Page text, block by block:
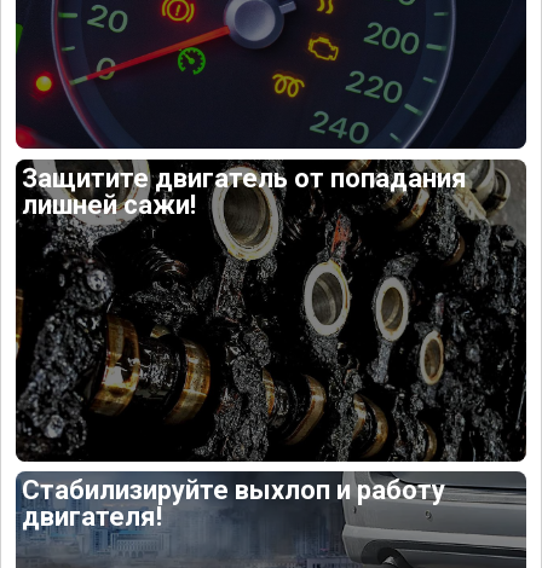
Защитите двигатель от попадания
лишней сажи!
Стабилизируйте выхлоп и работу
двигателя!